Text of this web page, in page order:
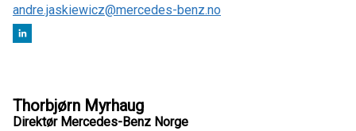
andre.jaskiewicz@mercedes-benz.no
Thorbjørn Myrhaug
Direktør Mercedes-Benz Norge